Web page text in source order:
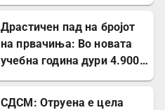
Драстичен пад на бројот
на првачиња: Во новата
учебна година дури 4.900
СДСМ: Отруена е цела